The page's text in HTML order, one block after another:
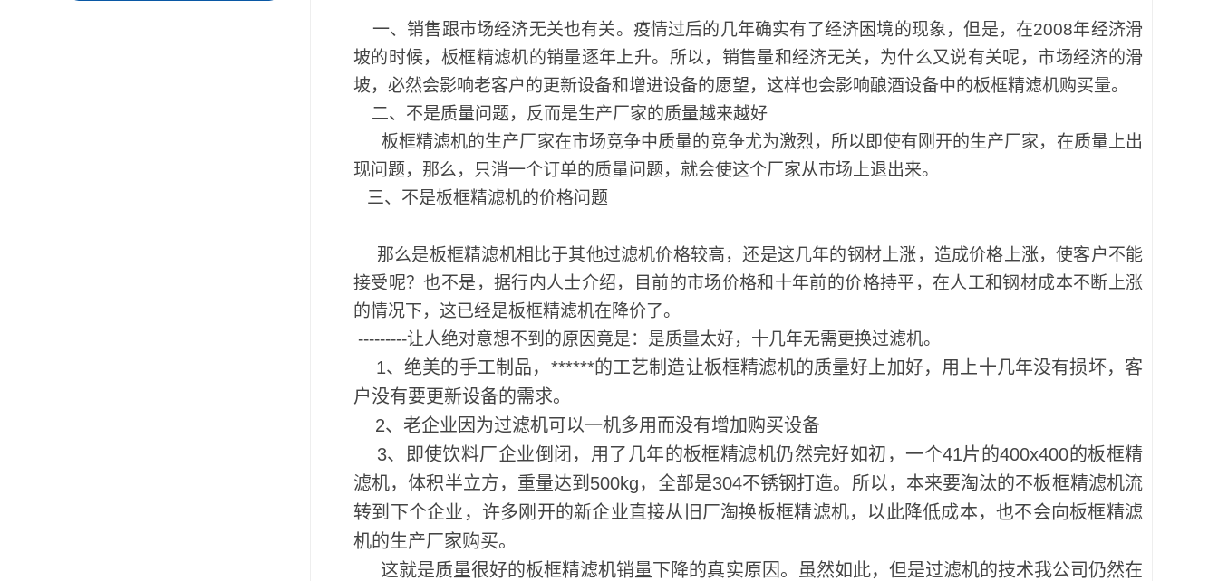
一、销售跟市场经济无关也有关。疫情过后的几年确实有了经济困境的现象，但是，在2008年经济滑
坡的时候，板框精滤机的销量逐年上升。所以，销售量和经济无关，为什么又说有关呢，市场经济的滑
坡，必然会影响老客户的更新设备和增进设备的愿望，这样也会影响酿酒设备中的板框精滤机购买量。
二、不是质量问题，反而是生产厂家的质量越来越好
板框精滤机的生产厂家在市场竞争中质量的竞争尤为激烈，所以即使有刚开的生产厂家，在质量上出
现问题，那么，只消一个订单的质量问题，就会使这个厂家从市场上退出来。
三、不是板框精滤机的价格问题
那么是板框精滤机相比于其他过滤机价格较高，还是这几年的钢材上涨，造成价格上涨，使客户不能
接受呢？也不是，据行内人士介绍，目前的市场价格和十年前的价格持平，在人工和钢材成本不断上涨
的情况下，这已经是板框精滤机在降价了。
---------让人绝对意想不到的原因竟是：是质量太好，十几年无需更换过滤机。
1、绝美的手工制品，******的工艺制造让板框精滤机的质量好上加好，用上十几年没有损坏，客
户没有要更新设备的需求。
2、老企业因为过滤机可以一机多用而没有增加购买设备
3、即使饮料厂企业倒闭，用了几年的板框精滤机仍然完好如初，一个41片的400x400的板框精
滤机，体积半立方，重量达到500kg，全部是304不锈钢打造。所以，本来要淘汰的不板框精滤机流
转到下个企业，许多刚开的新企业直接从旧厂淘换板框精滤机，以此降低成本，也不会向板框精滤
机的生产厂家购买。
这就是质量很好的板框精滤机销量下降的真实原因。虽然如此，但是过滤机的技术我公司仍然在